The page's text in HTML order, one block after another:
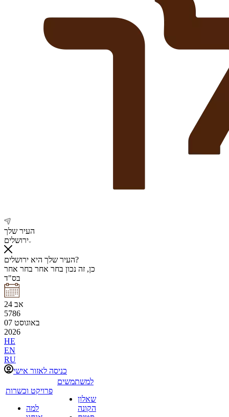
העיר שלך
ירושלים
העיר שלך היא ירושלים?
כן, זה נכון בחר אחר בחר אחר
בס"ד
24 אב
5786
07 באוגוסט
2026
HE
EN
RU
כניסה לאזור אישי
פרויקט וכשרות
למה
למשתמשים
שאלון
הקונה